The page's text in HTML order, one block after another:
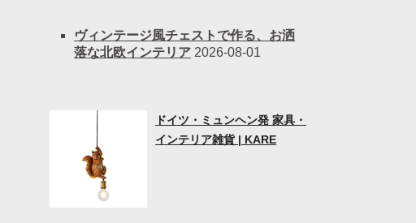
ヴィンテージ風チェストで作る、お洒
落な北欧インテリア 2026-08-01
ドイツ・ミュンヘン発 家具・
インテリア雑貨 | KARE